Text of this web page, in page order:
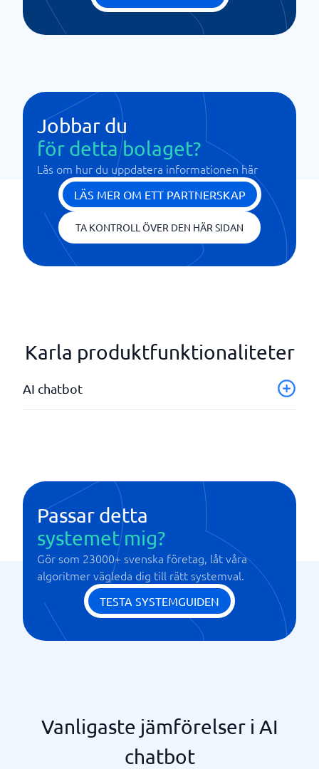
Jobbar du
för detta bolaget?
Läs om hur du uppdatera informationen här
LÄS MER OM ETT PARTNERSKAP
TA KONTROLL ÖVER DEN HÄR SIDAN
Karla produktfunktionaliteter
AI chatbot
Proaktivt engagemang
Passar detta
systemet mig?
Gör som 23000+ svenska företag, låt våra
algoritmer vägleda dig till rätt systemval.
TESTA SYSTEMGUIDEN
Vanligaste jämförelser i AI
chatbot